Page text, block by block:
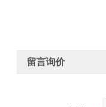
留言询价